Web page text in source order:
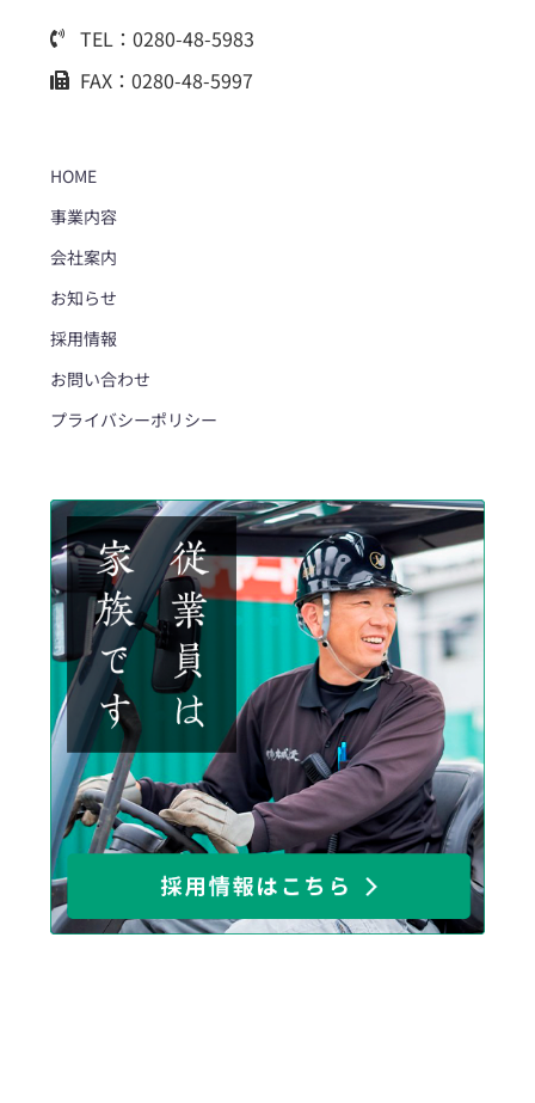
TEL：0280-48-5983
FAX：0280-48-5997
HOME
事業内容
会社案内
お知らせ
採用情報
お問い合わせ
プライバシーポリシー